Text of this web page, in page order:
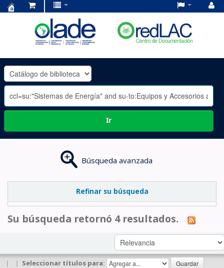
OLADE
-
Ir
Búsqueda avanzada
Refinar su búsqueda
Su búsqueda retornó 4 resultados.
| | Seleccionar títulos para: